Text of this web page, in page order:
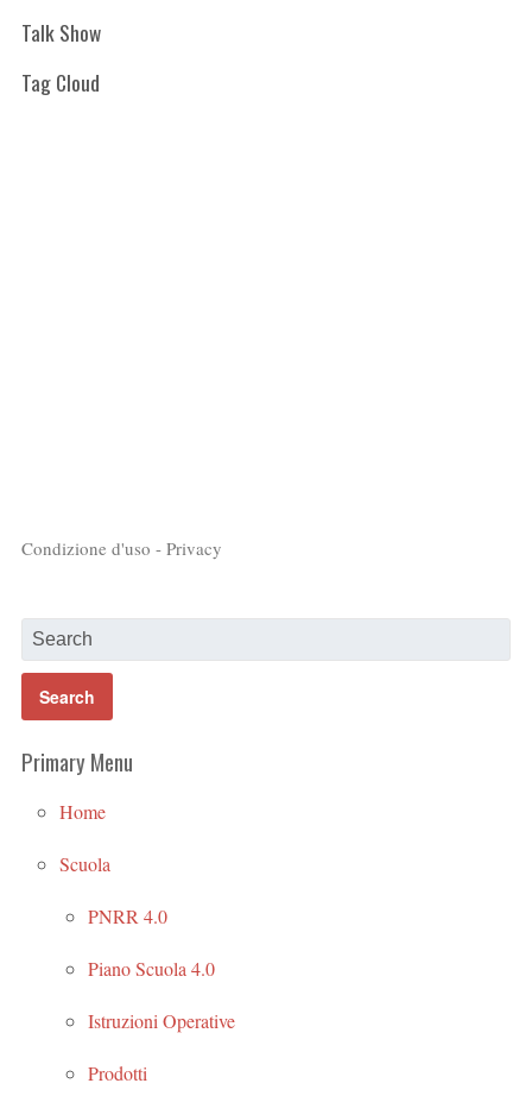
Talk Show
Tag Cloud
Condizione d'uso - Privacy
Primary Menu
Home
Scuola
PNRR 4.0
Piano Scuola 4.0
Istruzioni Operative
Prodotti